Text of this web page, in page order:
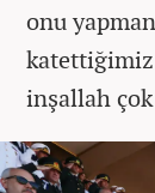
onu
katettiğimiz
inşallah çok